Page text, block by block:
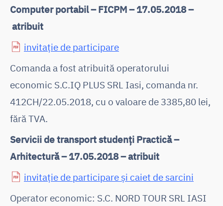
Computer portabil – FICPM – 17.05.2018 –
atribuit
invitație de participare
Comanda a fost atribuită operatorului
economic S.C.IQ PLUS SRL Iasi, comanda nr.
412CH/22.05.2018, cu o valoare de 3385,80 lei,
fără TVA.
Servicii de transport studenți Practică –
Arhitectură – 17.05.2018 – atribuit
invitație de participare și caiet de sarcini
Operator economic: S.C. NORD TOUR SRL IASI